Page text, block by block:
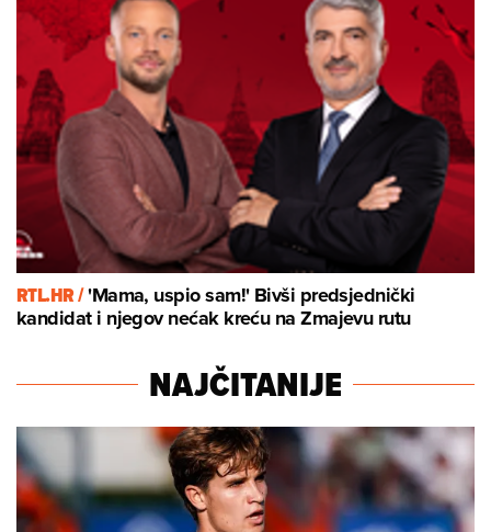
RTL.HR /'Mama, uspio sam!' Bivši predsjednički
kandidat i njegov nećak kreću na Zmajevu rutu
NAJČITANIJE